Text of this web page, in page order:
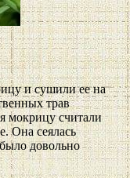
и сушили ее на
трав
мокрицу считали
Она сеялась
довольно